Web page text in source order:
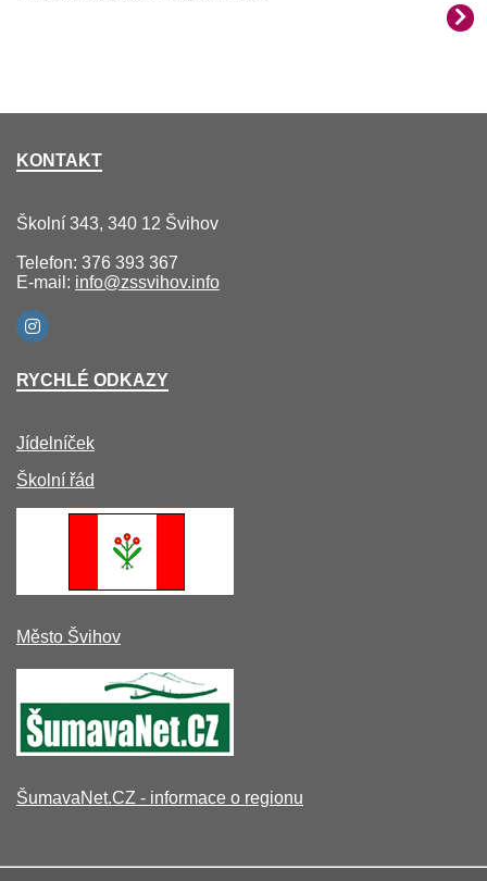
KONTAKT
Školní 343, 340 12 Švihov
Telefon: 376 393 367
E-mail: info@zssvihov.info
RYCHLÉ ODKAZY
Jídelníček
Školní řád
Město Švihov
ŠumavaNet.CZ - informace o regionu